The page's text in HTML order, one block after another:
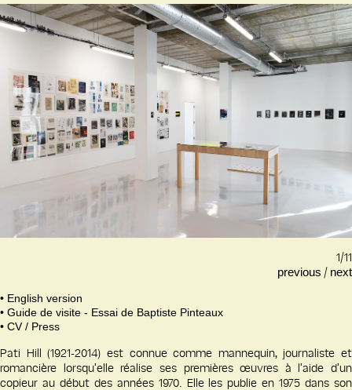
1/11
previous / next
• English version
• Guide de visite - Essai de Baptiste Pinteaux
• CV/ Press
Pati Hill (1921-2014) est connue comme mannequin, journaliste et
romancière lorsqu’elle réalise ses premières œuvres à l’aide d’un
copieur au début des années 1970. Elle les publie en 1975 dans son